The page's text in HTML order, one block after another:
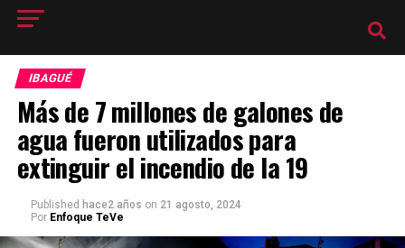
IBAGUÉ
Más de 7 millones de galones de
agua fueron utilizados para
extinguir el incendio de la 19
Published hace2 años on 21 agosto, 2024
Por Enfoque TeVe